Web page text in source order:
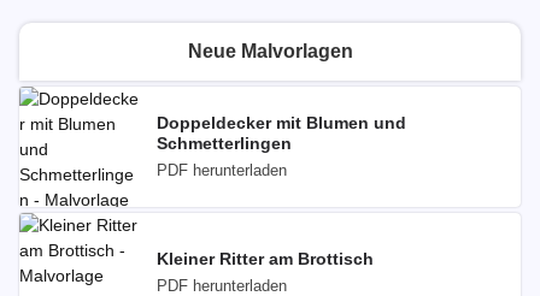
Neue Malvorlagen
Doppeldecker mit Blumen und
Schmetterlingen
PDF herunterladen
Kleiner Ritter am Brottisch
PDF herunterladen